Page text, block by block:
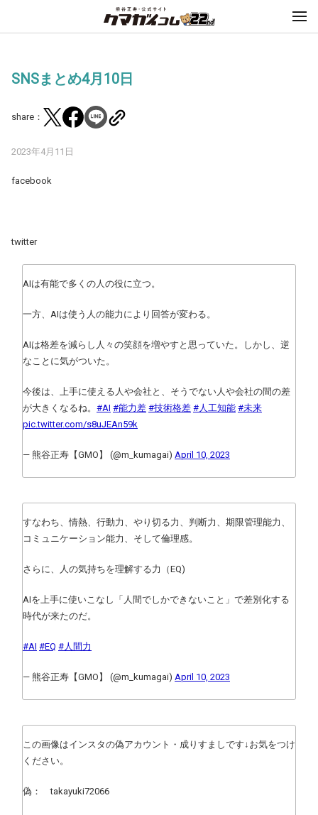
SNSまとめ4月10日
share：
2023年4月11日
facebook
twitter
AIは有能で多くの人の役に立つ。
一方、AIは使う人の能力により回答が変わる。
AIは格差を減らし人々の笑顔を増やすと思っていた。しかし、逆
なことに気がついた。
今後は、上手に使える人や会社と、そうでない人や会社の間の差
が大きくなるね。 #AI #能力差 #技術格差 #人工知能 #未来
pic.twitter.com/s8uJEAn59k
— 熊谷正寿【GMO】 (@m_kumagai) April 10, 2023
すなわち、情熱、行動力、やり切る力、判断力、期限管理能力、
コミュニケーション能力、そして倫理感。
さらに、人の気持ちを理解する力（EQ)
AIを上手に使いこなし「人間でしかできないこと」で差別化する
時代が来たのだ。
#AI #EQ #人間力
— 熊谷正寿【GMO】 (@m_kumagai) April 10, 2023
この画像はインスタの偽アカウント・成りすましです↓お気をつけ
ください。
偽： takayuki72066